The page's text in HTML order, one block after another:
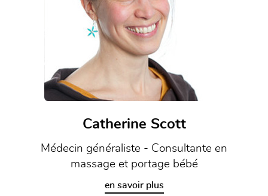
Catherine Scott
Médecin généraliste - Consultante en
massage et portage bébé
en savoir plus